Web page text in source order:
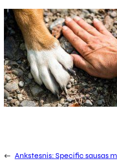
← Ankstesnis: Specific sausas